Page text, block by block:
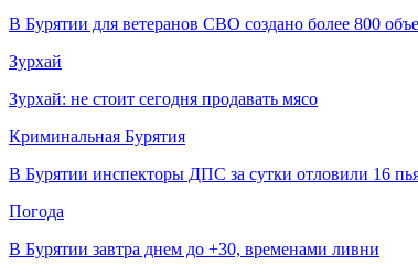
В Бурятии для ветеранов СВО создано более 800
Зурхай
Зурхай: не стоит сегодня продавать мясо
Криминальная Бурятия
В Бурятии инспекторы ДПС за сутки отловили 16
Погода
В Бурятии завтра днем до +30, временами ливни